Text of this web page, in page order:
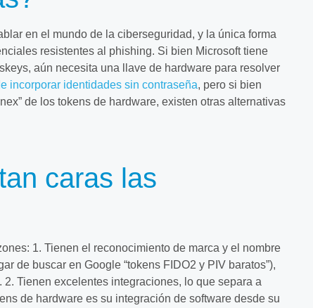
en el mundo de la ciberseguridad, y la única forma
resistentes al phishing. Si bien Microsoft tiene
aún necesita una llave de hardware para resolver
incorporar identidades sin contraseña, pero si bien
de los tokens de hardware, existen otras alternativas
caras las
1. Tienen el reconocimiento de marca y el nombre
de buscar en Google “tokens FIDO2 y PIV baratos”),
2. Tienen excelentes integraciones, lo que separa a
de hardware es su integración de software desde su